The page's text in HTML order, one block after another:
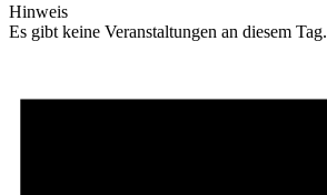
Hinweis
Es gibt keine Veranstaltungen an diesem Tag.